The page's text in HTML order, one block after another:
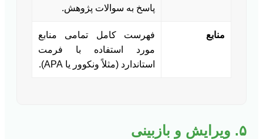
پاسخ به سوالات پژوهش.
منابع
فهرست کامل تمامی منابع
مورد استفاده با فرمت
استاندارد (مثلاً ونکوور یا APA).
۵. ویرایش و بازبینی